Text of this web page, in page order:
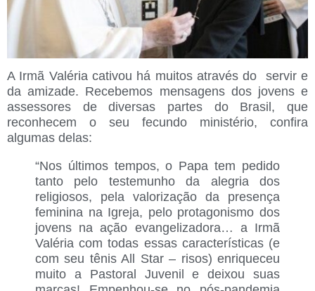
A Irmã Valéria cativou há muitos através do servir e
da amizade. Recebemos mensagens dos jovens e
assessores de diversas partes do Brasil, que
reconhecem o seu fecundo ministério, confira
algumas delas:
“Nos últimos tempos, o Papa tem pedido
tanto pelo testemunho da alegria dos
religiosos, pela valorização da presença
feminina na Igreja, pelo protagonismo dos
jovens na ação evangelizadora… a Irmã
Valéria com todas essas características (e
com seu tênis All Star – risos) enriqueceu
muito a Pastoral Juvenil e deixou suas